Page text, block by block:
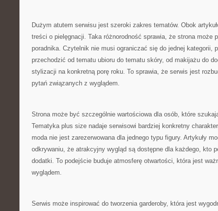
Dużym atutem serwisu jest szeroki zakres tematów. Obok
treści o pielęgnacji. Taka różnorodność sprawia, że strona może
poradnika. Czytelnik nie musi ograniczać się do jednej kategorii,
przechodzić od tematu ubioru do tematu skóry, od makijażu do
stylizacji na konkretną porę roku. To sprawia, że serwis jest
pytań związanych z wyglądem.
Strona może być szczególnie wartościowa dla osób, które
Tematyka plus size nadaje serwisowi bardziej konkretny
moda nie jest zarezerwowana dla jednego typu figury. Artykuły
odkrywaniu, że atrakcyjny wygląd są dostępne dla każdego, kto
dodatki. To podejście buduje atmosferę otwartości, która jest
wyglądem.
Serwis może inspirować do tworzenia garderoby, która jest